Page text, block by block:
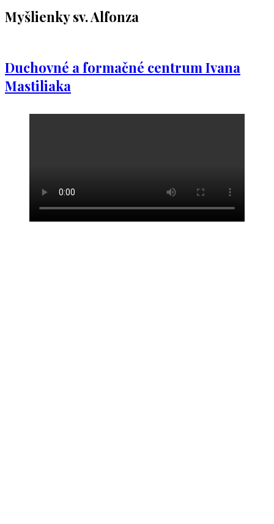
Myšlienky sv. Alfonza
Duchovné a formačné centrum Ivana
Mastiliaka